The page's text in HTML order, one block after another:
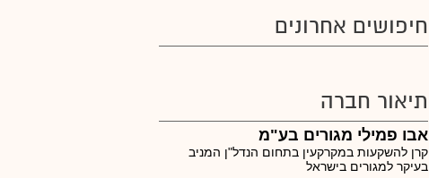
חיפושים אחרונים
תיאור חברה
אבו פמילי מגורים בע"מ
קרן להשקעות במקרקעין בתחום הנדל"ן המניב
בעיקר למגורים בישראל